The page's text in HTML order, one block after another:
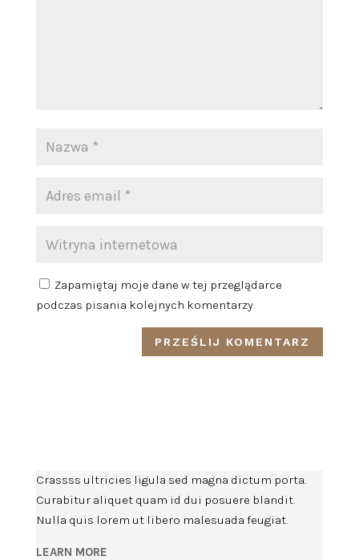
Zapamiętaj moje dane w tej przeglądarce
podczas pisania kolejnych komentarzy.
Crassss ultricies ligula sed magna dictum porta.
Curabitur aliquet quam id dui posuere blandit.
Nulla quis lorem ut libero malesuada feugiat.
LEARN MORE